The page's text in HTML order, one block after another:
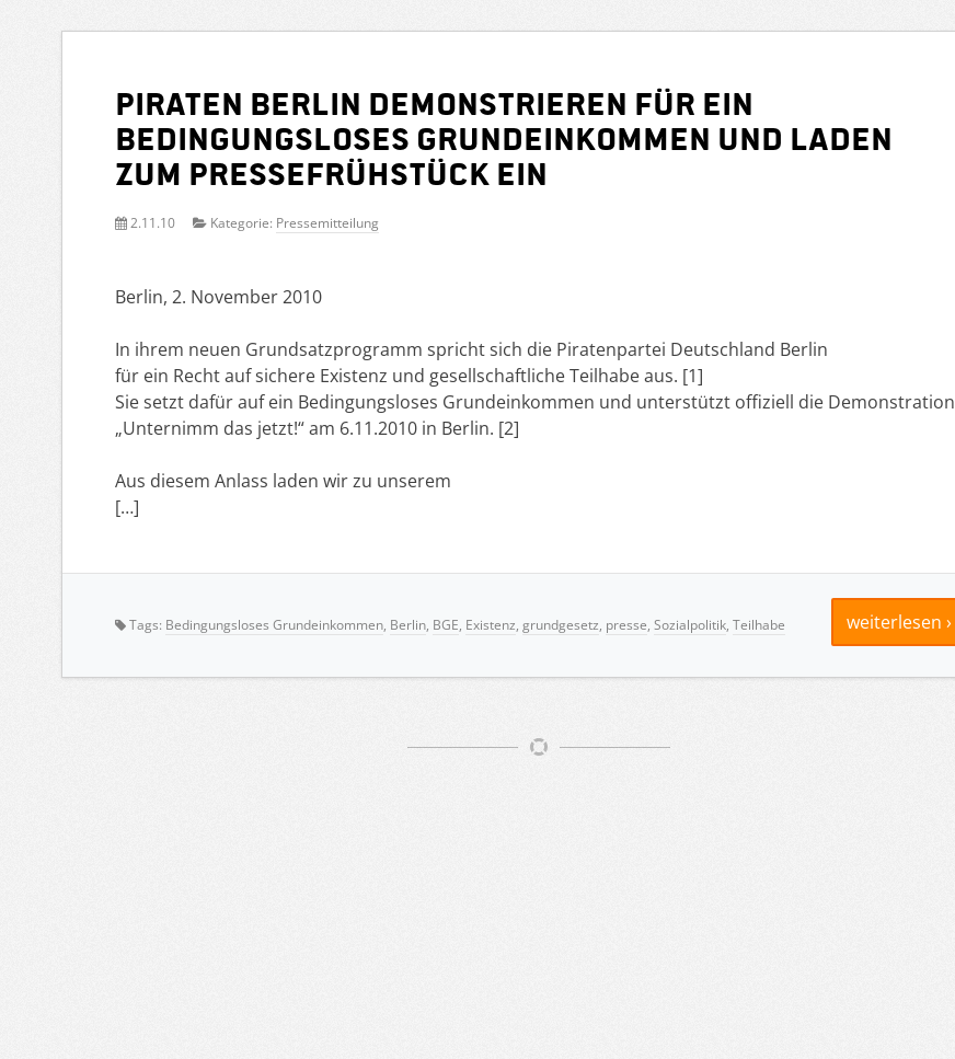
Piraten Berlin demonstrieren für ein
Bedingungsloses Grundeinkommen und laden
zum Pressefrühstück ein
2.11.10 Kategorie: Pressemitteilung
Berlin, 2. November 2010
In ihrem neuen Grundsatzprogramm spricht sich die Piratenpartei Deutschland Berlin
für ein Recht auf sichere Existenz und gesellschaftliche Teilhabe aus. [1]
Sie setzt dafür auf ein Bedingungsloses Grundeinkommen und unterstützt offiziell die Demonstration
„Unternimm das jetzt!“ am 6.11.2010 in Berlin. [2]
Aus diesem Anlass laden wir zu unserem
[…]
weiterlesen ›
Tags: Bedingungsloses Grundeinkommen, Berlin, BGE, Existenz, grundgesetz, presse, Sozialpolitik, Teilhabe